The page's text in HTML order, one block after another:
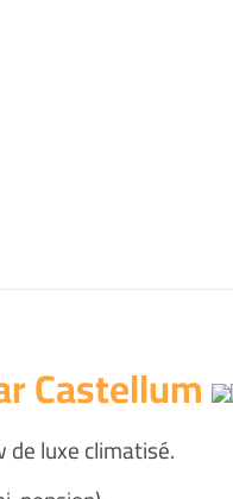
Castellum
de luxe climatisé.